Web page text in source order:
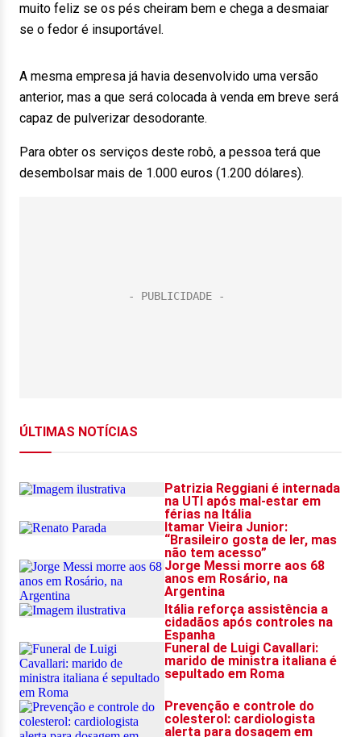
muito feliz se os pés cheiram bem e chega a desmaiar
se o fedor é insuportável.
A mesma empresa já havia desenvolvido uma versão
anterior, mas a que será colocada à venda em breve será
capaz de pulverizar desodorante.
Para obter os serviços deste robô, a pessoa terá que
desembolsar mais de 1.000 euros (1.200 dólares).